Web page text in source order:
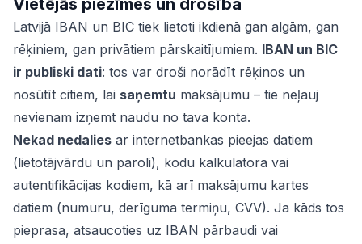
Vietējās piezīmes un drošība
Latvijā IBAN un BIC tiek lietoti ikdienā gan algām, gan
rēķiniem, gan privātiem pārskaitījumiem. IBAN un BIC
ir publiski dati: tos var droši norādīt rēķinos un
nosūtīt citiem, lai saņemtu maksājumu – tie neļauj
nevienam izņemt naudu no tava konta.
Nekad nedalies ar internetbankas pieejas datiem
(lietotājvārdu un paroli), kodu kalkulatora vai
autentifikācijas kodiem, kā arī maksājumu kartes
datiem (numuru, derīguma termiņu, CVV). Ja kāds tos
pieprasa, atsaucoties uz IBAN pārbaudi vai